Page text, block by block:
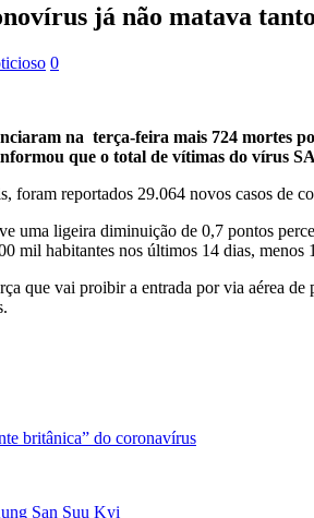
já não matava
0
na terça-feira mais 724 mortes
que o total de vítimas do vírus
foram reportados 29.064 novos casos de
uma ligeira diminuição de 0,7 pontos
mil habitantes nos últimos 14 dias, menos
que vai proibir a entrada por via aérea
britânica” do coronavírus
San Suu Kyi